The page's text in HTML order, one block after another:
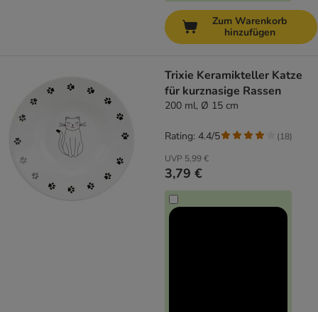
Zum Warenkorb
hinzufügen
Trixie Keramikteller Katze
für kurznasige Rassen
200 ml, Ø 15 cm
UVP 5,99 €
3,79 €
Rating: 4.4/5 (18)